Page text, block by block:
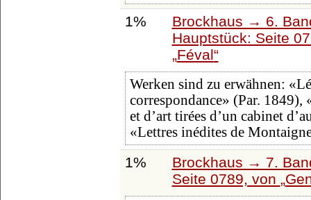
1%
Brockhaus → 6.
Hauptstück: Seite
Féval
Werken sind zu erwähnen:
correspondance» (Par. 1849),
et d’art tirées d’un cabinet
«Lettres inédites de
1%
Brockhaus → 7.
Seite 0789, von